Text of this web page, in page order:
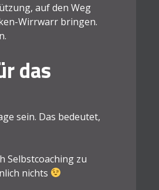
auf den Weg
Wirrwarr bringen.
das
sein. Das bedeutet,
Selbstcoaching zu
nichts